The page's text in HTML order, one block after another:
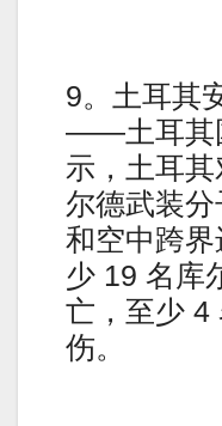
9。土耳其
——土耳其
示，土耳
尔德武装
和空中跨
少 19 名库
亡，至少 4
伤。